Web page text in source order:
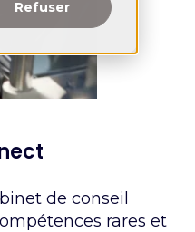
Refuser
de conseil
rares et